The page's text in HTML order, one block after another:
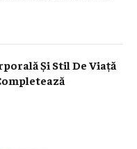
Și Stil De Viață